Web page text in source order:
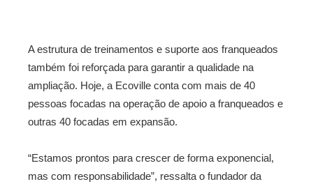
A estrutura de treinamentos e suporte aos franqueados
também foi reforçada para garantir a qualidade na
ampliação. Hoje, a Ecoville conta com mais de 40
pessoas focadas na operação de apoio a franqueados e
outras 40 focadas em expansão.
“Estamos prontos para crescer de forma exponencial,
mas com responsabilidade”, ressalta o fundador da